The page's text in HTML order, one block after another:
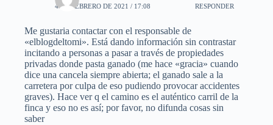
4 DE FEBRERO DE 2021 / 17:08 RESPONDER
Me gustaria contactar con el responsable de
«elblogdeltomi». Está dando información sin contrastar
incitando a personas a pasar a través de propiedades
privadas donde pasta ganado (me hace «gracia» cuando
dice una cancela siempre abierta; el ganado sale a la
carretera por culpa de eso pudiendo provocar accidentes
graves). Hace ver q el camino es el auténtico carril de la
finca y eso no es así; por favor, no difunda cosas sin
saber